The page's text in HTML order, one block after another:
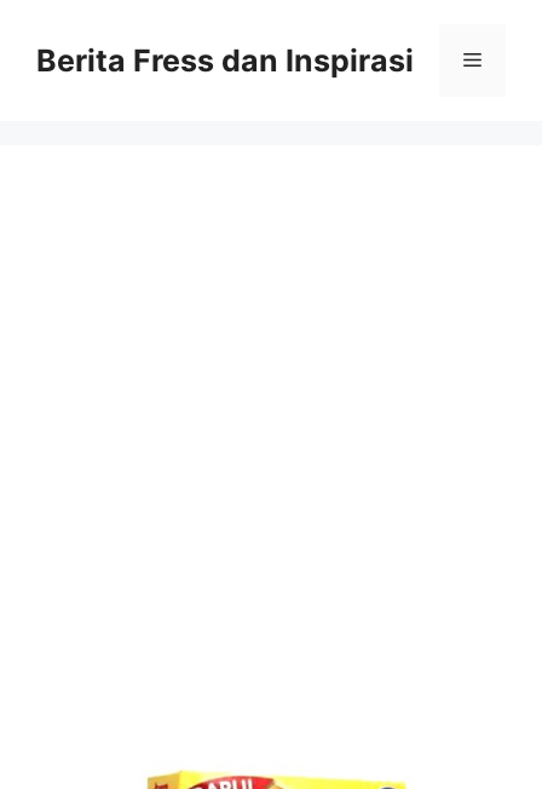
contentBerita Fress dan Inspirasi Menu